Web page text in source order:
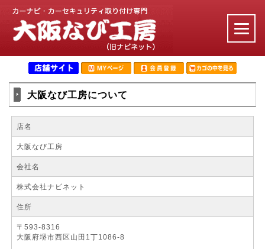
大阪なび工房について
店名
大阪なび工房
会社名
株式会社ナビネット
住所
〒593-8316
大阪府堺市西区山田1丁1086-8